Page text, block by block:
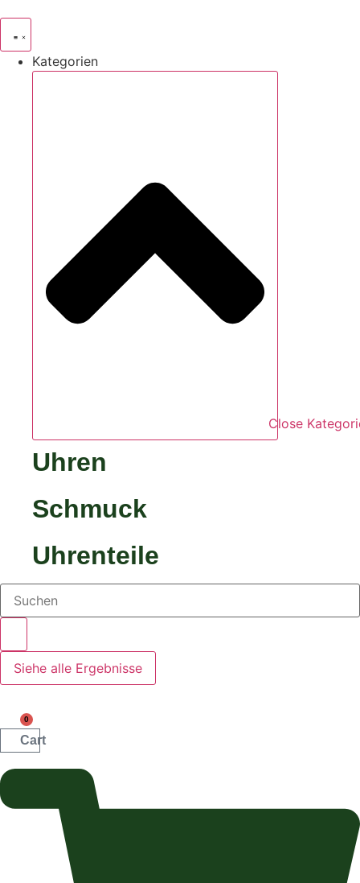
Kategorien
Close
Uhren
Schmuck
Uhrenteile
Search
Siehe alle Ergebnisse
0
Cart